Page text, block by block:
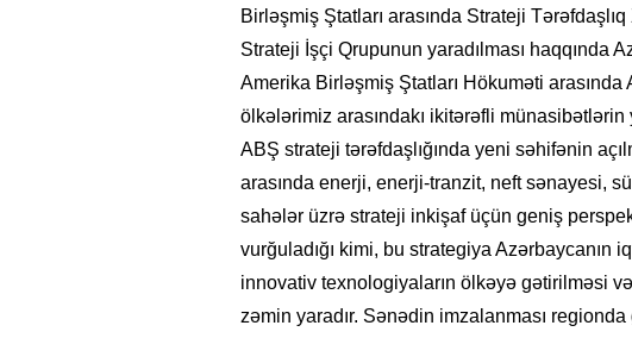
Birləşmiş Ştatları arasında Strateji
Strateji İşçi Qrupunun yaradılması haqqında
Amerika Birləşmiş Ştatları Hökuməti
ölkələrimiz arasındakı ikitərəfli
ABŞ strateji tərəfdaşlığında yeni səhifənin
arasında enerji, enerji-tranzit, neft sənayesi,
sahələr üzrə strateji inkişaf üçün geniş
vurğuladığı kimi, bu strategiya Azərbaycanın
innovativ texnologiyaların ölkəyə gətirilməsi
zəmin yaradır. Sənədin imzalanması